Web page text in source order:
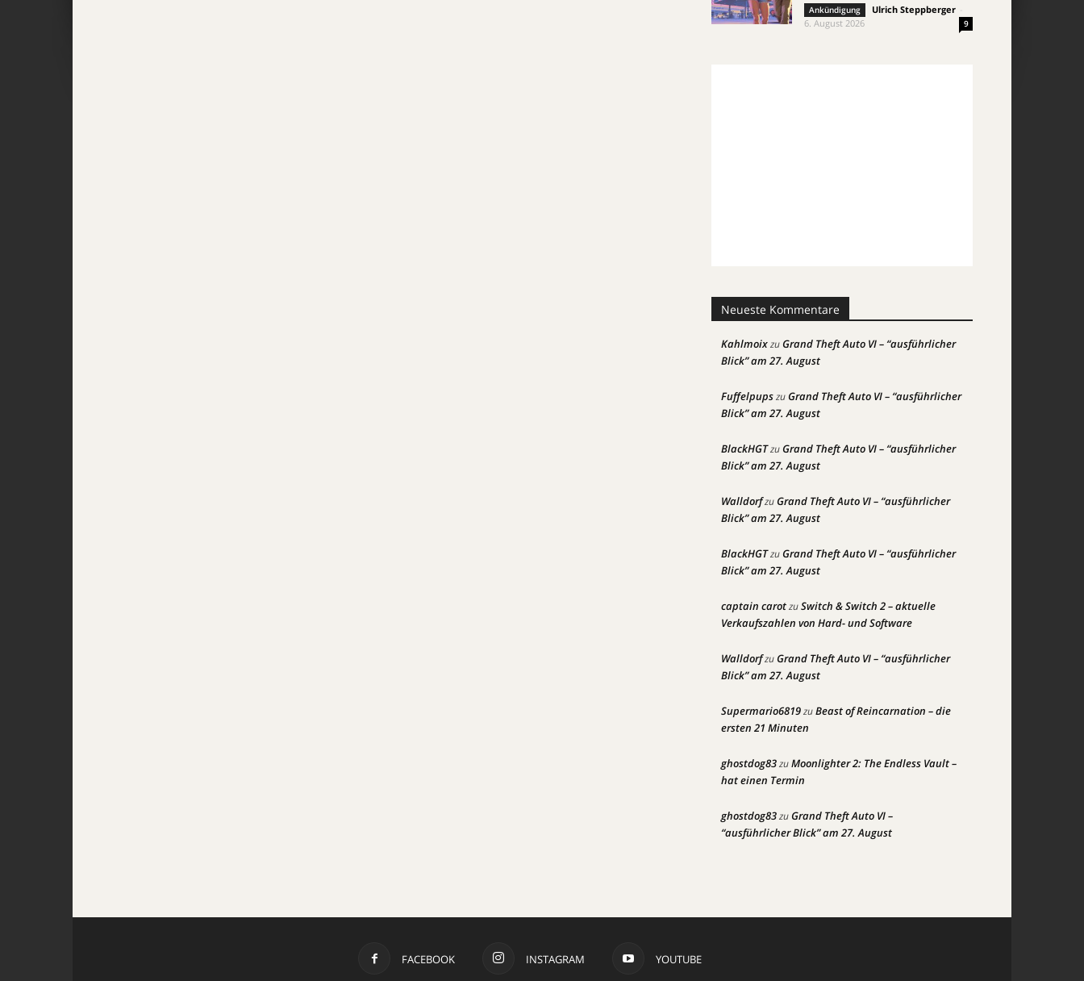
Ankündigung Ulrich Steppberger
6. August 2026
9
Neueste Kommentare
KahlmoixzuGrand Theft Auto VI – “ausführlicher
Blick” am 27. August
FuffelpupszuGrand Theft Auto VI – “ausführlicher
Blick” am 27. August
BlackHGTzuGrand Theft Auto VI – “ausführlicher
Blick” am 27. August
WalldorfzuGrand Theft Auto VI – “ausführlicher
Blick” am 27. August
BlackHGTzuGrand Theft Auto VI – “ausführlicher
Blick” am 27. August
captain carotzuSwitch & Switch 2 – aktuelle
Verkaufszahlen von Hard- und Software
WalldorfzuGrand Theft Auto VI – “ausführlicher
Blick” am 27. August
Supermario6819zuBeast of Reincarnation – die
ersten 21 Minuten
ghostdog83zuMoonlighter 2: The Endless Vault –
hat einen Termin
ghostdog83zuGrand Theft Auto VI –
“ausführlicher Blick” am 27. August
FACEBOOK INSTAGRAM YOUTUBE